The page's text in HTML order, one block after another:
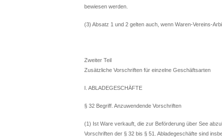
bewiesen werden.
(3) Absatz 1 und 2 gelten auch, wenn Waren-Vereins-
Zweiter Teil
Zusätzliche Vorschriften für einzelne Geschäftsarten
I. ABLADEGESCHÄFTE
§ 32 Begriff. Anzuwendende Vorschriften
(1) Ist Ware verkauft, die zur Beförderung über See
Vorschriften der § 32 bis § 51. Abladegeschäfte sind